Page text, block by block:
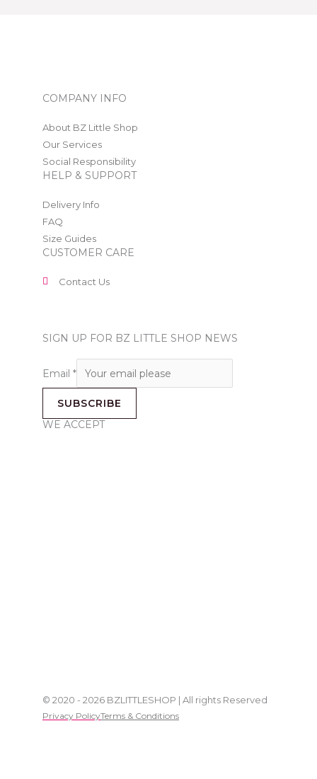
COMPANY INFO
About BZ Little Shop
Our Services
Social Responsibility
HELP & SUPPORT
Delivery Info
FAQ
Size Guides
CUSTOMER CARE
Contact Us
SIGN UP FOR BZ LITTLE SHOP NEWS
Email *
SUBSCRIBE
WE ACCEPT
© 2020 - 2026 BZLITTLESHOP | All rights Reserved
Privacy PolicyTerms & Conditions